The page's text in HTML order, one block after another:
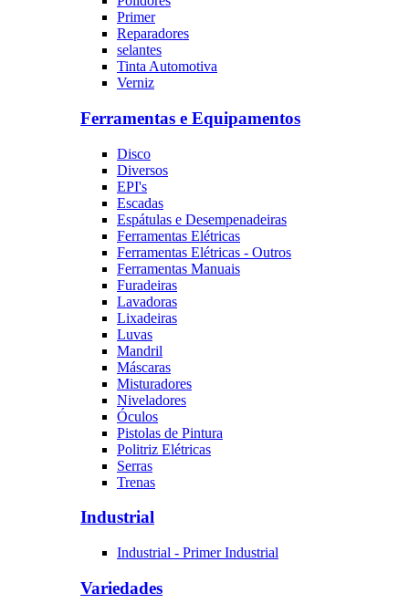
Primer
Reparadores
selantes
Tinta Automotiva
Verniz
Ferramentas e Equipamentos
Disco
Diversos
EPI's
Escadas
Espátulas e Desempenadeiras
Ferramentas Elétricas
Ferramentas Elétricas - Outros
Ferramentas Manuais
Furadeiras
Lavadoras
Lixadeiras
Luvas
Mandril
Máscaras
Misturadores
Niveladores
Óculos
Pistolas de Pintura
Politriz Elétricas
Serras
Trenas
Industrial
Industrial - Primer Industrial
Variedades